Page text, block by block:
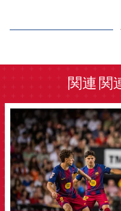
関連 関